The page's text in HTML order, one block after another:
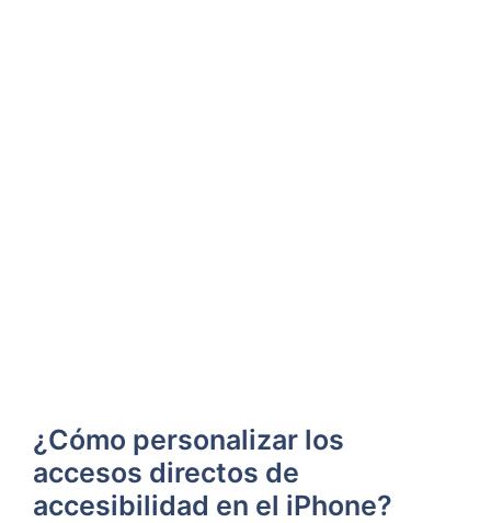
¿Cómo personalizar los
accesos directos de
accesibilidad en el ⁢iPhone?